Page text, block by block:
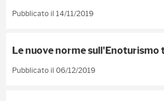
Pubblicato il 14/11/2019
Le nuove norme sull'Enoturismo
Pubblicato il 06/12/2019